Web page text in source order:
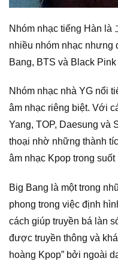
Nhóm nhạc tiếng Hàn là
nhiều nhóm nhạc nhưng
Bang, BTS và Black
Nhóm nhạc nhà YG nổi
âm nhạc riêng biệt. Với
Yang, TOP, Daesung và
thoại nhờ những thành
âm nhạc Kpop trong suốt
Big Bang là một trong
phong trong việc định
cách giúp truyền bá làn
được truyền thông và
hoàng Kpop” bởi ngoài